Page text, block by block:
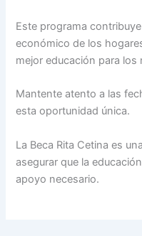
Este programa
económico de los
mejor educación para
Mantente atento a las
esta oportunidad única.
La Beca Rita Cetina es
asegurar que la
apoyo necesario.